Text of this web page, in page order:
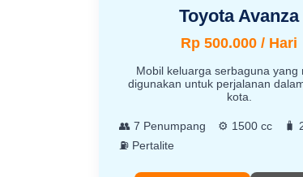
Toyota Avanza
Rp 500.000 / Hari
Mobil keluarga serbaguna yang
digunakan untuk perjalanan
kota.
👥 7 Penumpang ⚙️ 1500 cc
🧳
⛽ Pertalite